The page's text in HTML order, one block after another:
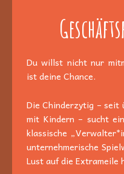
Du willst nicht nur
ist deine Chance.
Die Chinderzytig – seit
mit Kindern – sucht
klassische
unternehmerische
Lust auf die Extrameile